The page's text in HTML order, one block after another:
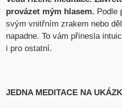
provázet mým hlasem. Podle
svým vnitřním zrakem nebo
napadne. To vám přinesla
i pro ostatní.
JEDNA MEDITACE NA